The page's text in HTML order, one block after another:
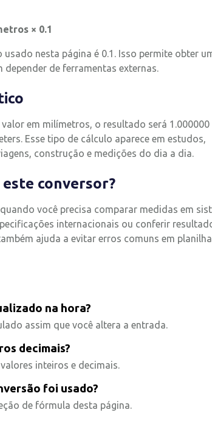
× 0.1
nesta página é 0.1. Isso permite obter
depender de ferramentas externas.
valor em milímetros, o resultado será 1.000000
Esse tipo de cálculo aparece em estudos,
construção e medições do dia a dia.
conversor?
você precisa comparar medidas em
internacionais ou conferir
ajuda a evitar erros comuns em
na hora?
assim que você altera a entrada.
decimais?
inteiros e decimais.
foi usado?
de fórmula desta página.